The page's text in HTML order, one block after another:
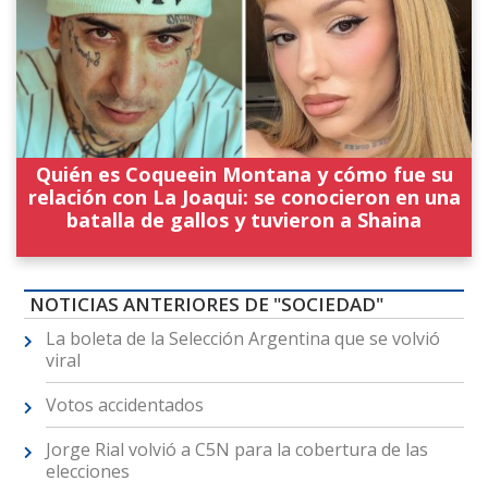
Quién es Coqueein Montana y cómo fue su
relación con La Joaqui: se conocieron en una
batalla de gallos y tuvieron a Shaina
NOTICIAS ANTERIORES DE "SOCIEDAD"
La boleta de la Selección Argentina que se volvió
viral
Votos accidentados
Jorge Rial volvió a C5N para la cobertura de las
elecciones